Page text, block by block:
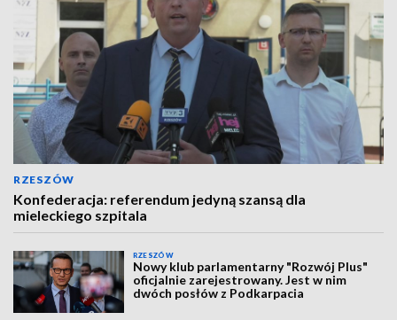
RZESZÓW
Konfederacja: referendum jedyną szansą dla
mieleckiego szpitala
RZESZÓW
Nowy klub parlamentarny "Rozwój Plus"
oficjalnie zarejestrowany. Jest w nim
dwóch posłów z Podkarpacia